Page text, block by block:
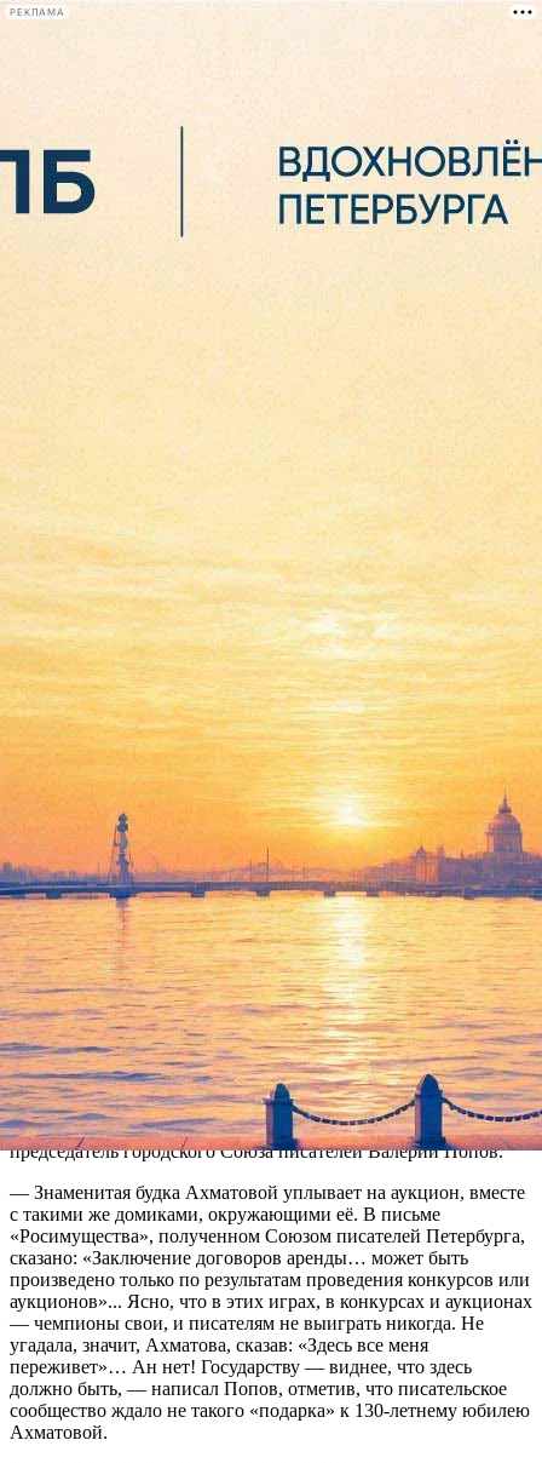
РЕКЛАМА
Сегодня:
Писатели могут лишиться
дач Ахматовой, Бианки и
Стругацких в Комарово.
Росимущество хочет сдавать
их в аренду
04 июня 2019, Версия для печати
Писатели могут лишиться дач в посёлке Комарово, где
работали Ахматова, Бианки, Рытхэу и братья Стругацкие. На
просьбу Союза писателей Санкт-Петербурга передать шесть
памятных домиков в безвозмездное пользование, чтобы
«продолжить традиции» и «обеспечить сохранность»,
федеральное Росимущество предложило провести аукцион
или сдавать недвижимость в аренду. Об этом ответе ведомства
на странице в Facebook с комментарием «это конец» заявил
председатель городского Союза писателей Валерий Попов.
— Знаменитая будка Ахматовой уплывает на аукцион, вместе
с такими же домиками, окружающими её. В письме
«Росимущества», полученном Союзом писателей Петербурга,
сказано: «Заключение договоров аренды… может быть
произведено только по результатам проведения конкурсов или
аукционов»... Ясно, что в этих играх, в конкурсах и аукционах
— чемпионы свои, и писателям не выиграть никогда. Не
угадала, значит, Ахматова, сказав: «Здесь все меня
переживет»… Ан нет! Государству — виднее, что здесь
должно быть, — написал Попов, отметив, что писательское
сообщество ждало не такого «подарка» к 130-летнему юбилею
Ахматовой.